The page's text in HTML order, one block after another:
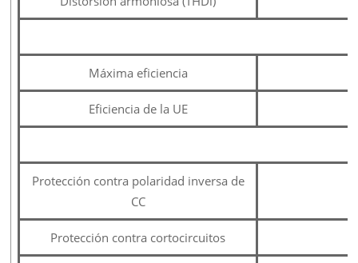
Máxima eficiencia
Eficiencia de la UE
Protección contra polaridad inversa de
CC
Protección contra cortocircuitos